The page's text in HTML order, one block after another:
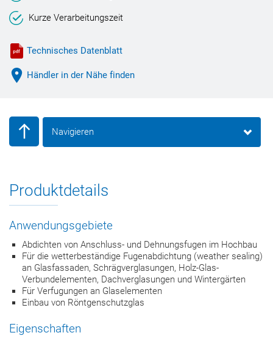
Kurze Verarbeitungszeit
Technisches Datenblatt
Händler in der Nähe finden
Navigieren
Produktdetails
Anwendungsgebiete
Abdichten von Anschluss- und Dehnungsfugen im Hochbau
Für die wetterbeständige Fugenabdichtung (weather sealing)
an Glasfassaden, Schrägverglasungen, Holz-Glas-
Verbundelementen, Dachverglasungen und Wintergärten
Für Verfugungen an Glaselementen
Einbau von Röntgenschutzglas
Eigenschaften